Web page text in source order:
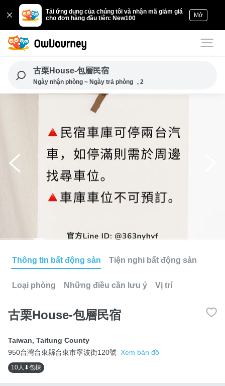
Tải ứng dụng của chúng tôi và nhận mã giảm giá
cho đơn hàng đầu tiên: New100
Mở
古栗House-包層民宿
Ngày nhận phòng ~ Ngày trả phòng , 2
Thông tin bất động sản Tiện nghi bất động sản
Loại phòng Những điều cần lưu ý Vị trí
古栗House-包層民宿
Taiwan, Taitung County
950台灣台東縣台東市寧波街120號
Xem bản đồ
10人⬇包棟